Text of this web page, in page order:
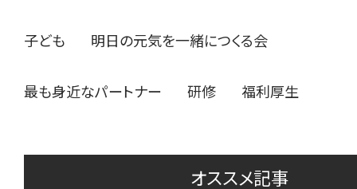
子ども 明日の元気を一緒につくる会
最も身近なパートナー 研修 福利厚生
オススメ記事